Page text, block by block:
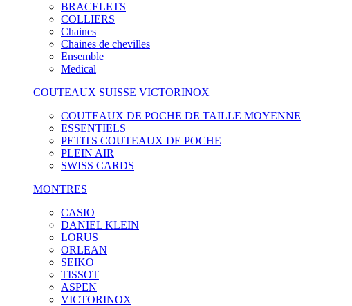
BRACELETS
COLLIERS
Chaines
Chaines de chevilles
Ensemble
Medical
COUTEAUX SUISSE VICTORINOX
COUTEAUX DE POCHE DE TAILLE MOYENNE
ESSENTIELS
PETITS COUTEAUX DE POCHE
PLEIN AIR
SWISS CARDS
MONTRES
CASIO
DANIEL KLEIN
LORUS
ORLEAN
SEIKO
TISSOT
ASPEN
VICTORINOX